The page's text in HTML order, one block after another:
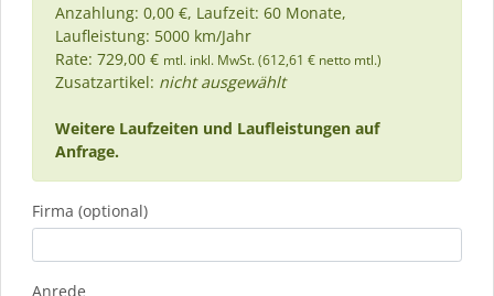
Anzahlung: 0,00 €, Laufzeit: 60 Monate,
Laufleistung: 5000 km/Jahr
Rate: 729,00 € mtl. inkl. MwSt. (612,61 € netto mtl.)
Zusatzartikel: nicht ausgewählt
Weitere Laufzeiten und Laufleistungen auf
Anfrage.
Firma (optional)
Anrede